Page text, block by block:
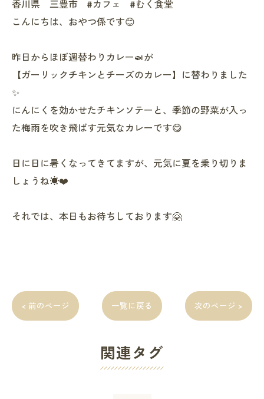
香川県 三豊市 #カフェ #むく食堂
こんにちは、おやつ係です😊
昨日からほぼ週替わりカレー🍛が
【ガーリックチキンとチーズのカレー】に替わりました
✨
にんにくを効かせたチキンソテーと、季節の野菜が入っ
た梅雨を吹き飛ばす元気なカレーです😋
日に日に暑くなってきてますが、元気に夏を乗り切りま
しょうね☀️❤️
それでは、本日もお待ちしております🤗
< 前のページ 一覧に戻る 次のページ >
関連タグ